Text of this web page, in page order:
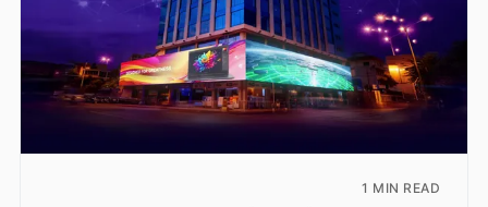
1 MIN READ